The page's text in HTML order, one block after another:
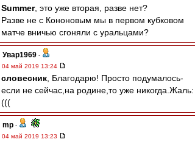
Summer, это уже вторая, разве нет?
Разве не с Кононовым мы в первом кубковом
матче вничью сгоняли с уральцами?
Увар1969 -
04 май 2019 13:24
словесник , Благодарю! Просто подумалось-
если не сейчас,на родине,то уже никогда.Жаль:
(((
mp -
04 май 2019 13:23